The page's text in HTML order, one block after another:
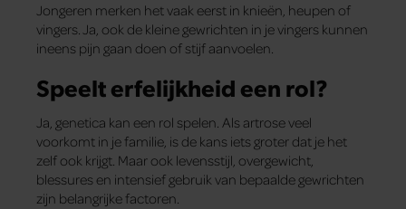
Jongeren merken het vaak eerst in knieën, heupen of
vingers. Ja, ook de kleine gewrichten in je vingers kunnen
ineens pijn gaan doen of stijf aanvoelen.
Speelt erfelijkheid een rol?
Ja, genetica kan een rol spelen. Als artrose veel
voorkomt in je familie, is de kans iets groter dat je het
zelf ook krijgt. Maar ook levensstijl, overgewicht,
blessures en intensief gebruik van bepaalde gewrichten
zijn belangrijke factoren.